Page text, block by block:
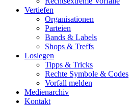
Vertiefen
Organisationen
Parteien
Bands & Labels
Shops & Treffs
Loslegen
Tipps & Tricks
Rechte Symbole & Codes
Vorfall melden
Medienarchiv
Kontakt